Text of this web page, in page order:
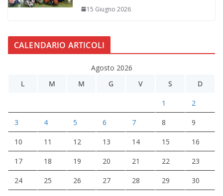
15 Giugno 2026
CALENDARIO ARTICOLI
Agosto 2026
L
M M G V S D
1 2
3 4 5 6 7 8 9
10 11 12 13 14 15 16
17 18 19 20 21 22 23
24 25 26 27 28 29 30